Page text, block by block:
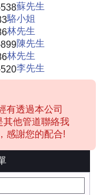
蘇先生
駱小姐
林先生
陳先生
林先生
李先生
有透過本公司
其他管道聯絡我
感謝您的配合!